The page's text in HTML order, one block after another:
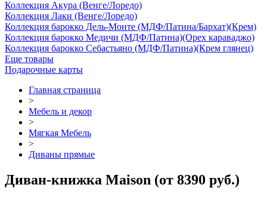
Коллекция Акура (Венге/Лоредо)
Коллекция Лаки (Венге/Лоредо)
Коллекция барокко Дель-Монте (МДФ/Патина/Бархат)(Крем)
Коллекция барокко Медичи (МДФ/Патина)(Орех караваджо)
Коллекция барокко Себастьяно (МДФ/Патина)(Крем глянец)
Еще товары
Подарочные карты
Главная страница
>
Мебель и декор
>
Мягкая Мебель
>
Диваны прямые
Диван-книжка Maison (от 8390 руб.)